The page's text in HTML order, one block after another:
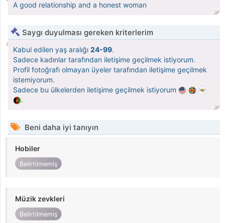
A good relationship and a honest woman
Saygı duyulması gereken kriterlerim
Kabul edilen yaş aralığı 24-99.
Sadece kadınlar tarafından iletişime geçilmek istiyorum.
Profil fotoğrafı olmayan üyeler tarafından iletişime geçilmek
istemiyorum.
Sadece bu ülkelerden iletişime geçilmek istiyorum
.
Beni daha iyi tanıyın
Hobiler
Belirtilmemiş
Müzik zevkleri
Belirtilmemiş